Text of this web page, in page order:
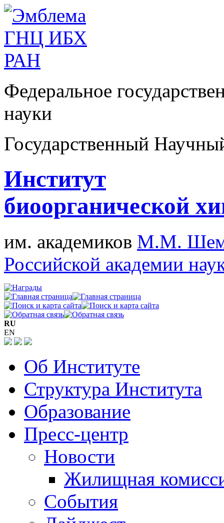
Федеральное
науки
Государственный
Институт
биоорганической
им. академиков М.М.
Российской академии
RU
EN
Об Институте
Структура Института
Образование
Пресс-центр
Новости
Жилищная
События